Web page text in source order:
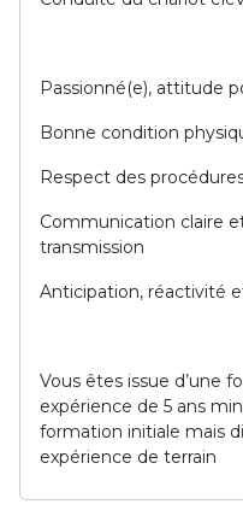
Passionné(e), attitude
Bonne condition
Respect des
Communication claire
transmission
Anticipation, réactivité
Vous êtes issue d’une
expérience de 5 ans
formation initiale mais
expérience de terrain